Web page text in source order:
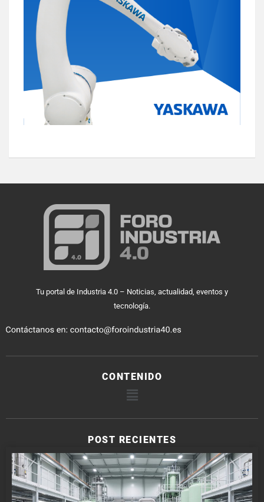
Tu portal de Industria 4.0 – Noticias, actualidad, eventos y
tecnología.
CONTENIDO
POST RECIENTES